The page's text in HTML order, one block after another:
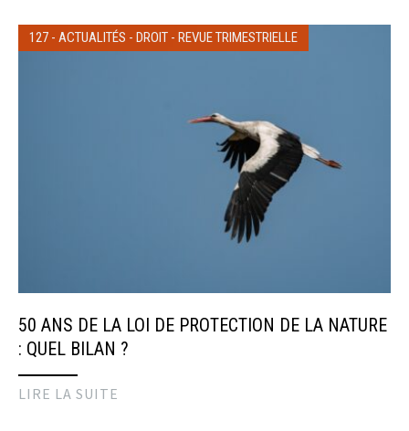
127 - ACTUALITÉS - DROIT - REVUE TRIMESTRIELLE
50 ANS DE LA LOI DE PROTECTION DE LA NATURE
: QUEL BILAN ?
LIRE LA SUITE